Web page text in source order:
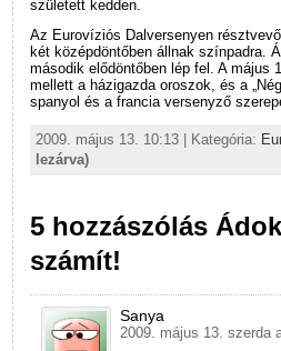
született kedden.
Az Eurovíziós Dalversenyen
két középdöntőben állnak színpadra.
második elődöntőben lép fel. A május
mellett a házigazda oroszok, és a
spanyol és a francia versenyző
2009. május 13. 10:13 | Kategória:
lezárva)
5 hozzászólás
számít!
Sanya
2009. május 13. szerda